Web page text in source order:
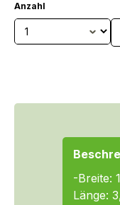
Anzahl
Produkt
-Breite:
Länge: